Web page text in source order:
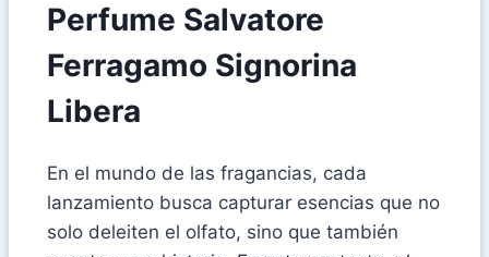
Perfume Salvatore
Ferragamo Signorina
Libera
En el mundo de las fragancias, cada
lanzamiento busca capturar esencias que no
solo deleiten el olfato, sino que también